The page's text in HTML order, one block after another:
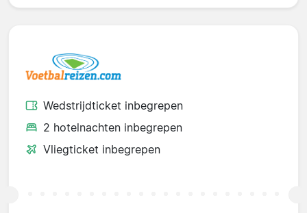
Wedstrijdticket inbegrepen
2 hotelnachten inbegrepen
Vliegticket inbegrepen